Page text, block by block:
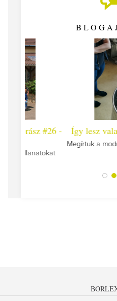
Így lesz valaki egy év
Megírtuk a modulzáró